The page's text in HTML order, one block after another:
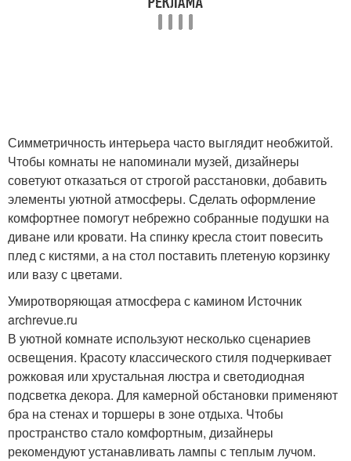
Симметричность интерьера часто выглядит необжитой.
Чтобы комнаты не напоминали музей, дизайнеры
советуют отказаться от строгой расстановки, добавить
элементы уютной атмосферы. Сделать оформление
комфортнее помогут небрежно собранные подушки на
диване или кровати. На спинку кресла стоит повесить
плед с кистями, а на стол поставить плетеную корзинку
или вазу с цветами.
Умиротворяющая атмосфера с камином Источник
archrevue.ru
В уютной комнате используют несколько сценариев
освещения. Красоту классического стиля подчеркивает
рожковая или хрустальная люстра и светодиодная
подсветка декора. Для камерной обстановки применяют
бра на стенах и торшеры в зоне отдыха. Чтобы
пространство стало комфортным, дизайнеры
рекомендуют устанавливать лампы с теплым лучом.